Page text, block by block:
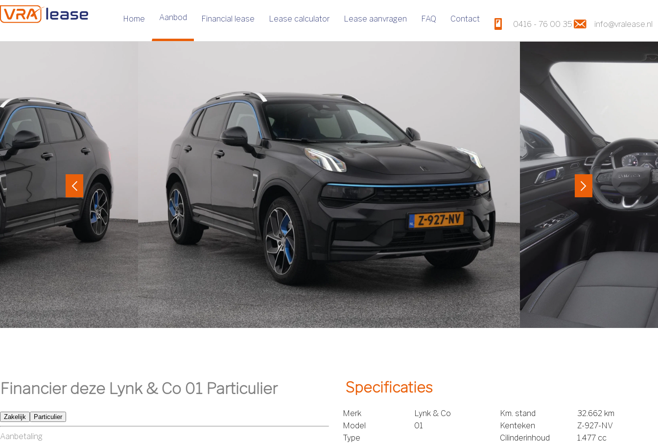
Home Aanbod Financial lease Lease calculator Lease aanvragen FAQ Contact
0416 - 76 00 35 info@vralease.nl
Specificaties
Merk
Lynk & Co
Model
01
Type
Km. stand
32.662 km
Kenteken
Z-927-NV
Cilinderinhoud
1.477 cc